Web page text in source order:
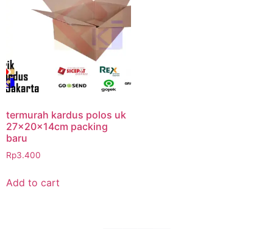
termurah kardus polos uk
27x20x14cm packing
baru
Rp3.400
Add to cart